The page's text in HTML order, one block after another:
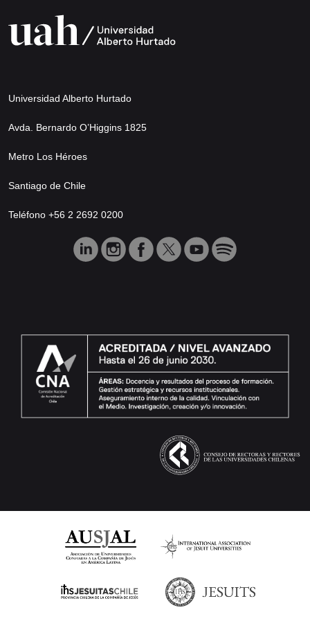
Universidad Alberto Hurtado
Avda. Bernardo O’Higgins 1825
Metro Los Héroes
Santiago de Chile
Teléfono +56 2 2692 0200